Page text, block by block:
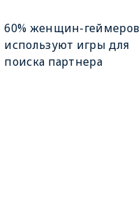
60% женщин-геймеров
используют игры для
поиска партнера